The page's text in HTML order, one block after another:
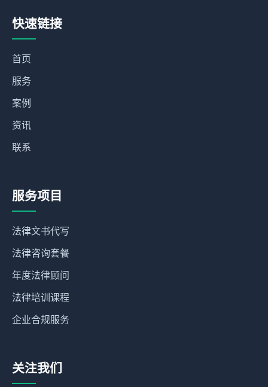
快速链接
首页
服务
案例
资讯
联系
服务项目
法律文书代写
法律咨询套餐
年度法律顾问
法律培训课程
企业合规服务
关注我们